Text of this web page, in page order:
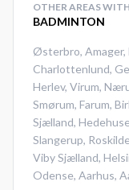
Skinderskovhallen.
OTHER AREAS WITH
BADMINTON
Østerbro, Amager,
Charlottenlund,
Herlev, Virum,
Smørum, Farum,
Sjælland,
Slangerup, Roskilde
Viby Sjælland,
Odense, Aarhus,